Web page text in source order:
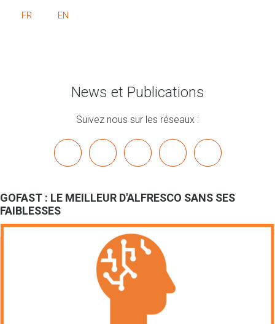
FR EN
News et Publications
Suivez nous sur les réseaux :
linkedinyoutubebluesky mastodon
GOFAST : LE MEILLEUR D'ALFRESCO SANS SES
FAIBLESSES